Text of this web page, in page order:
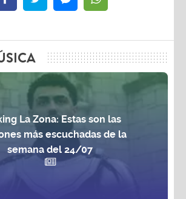
La Zona: Estas son las
más escuchadas de la
semana del 24/07